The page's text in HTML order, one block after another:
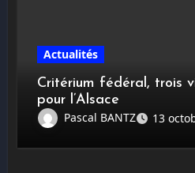
Actualités
Critérium fédéral, trois
pour l’Alsace
Pascal BANTZ
13